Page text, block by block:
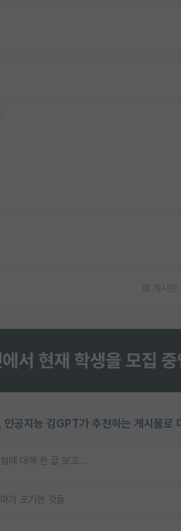
게시판
인공지능 김GPT가 추천하는 게시물로
에 대해 쓴 글 보고...
가 포기한 것들